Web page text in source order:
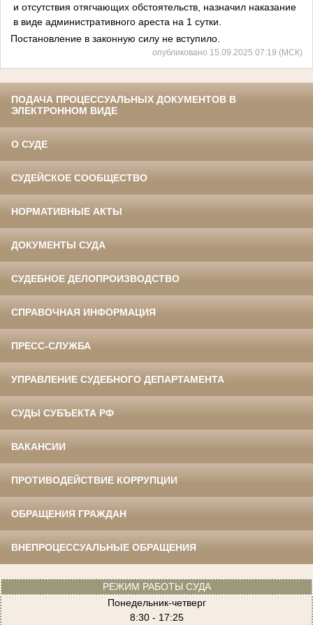
и отсутствия отягчающих обстоятельств, назначил наказание
в виде административного ареста на 1 сутки.
Постановление в законную силу не вступило.
опубликовано 15.09.2025 07:19 (МСК)
ПОДАЧА ПРОЦЕССУАЛЬНЫХ ДОКУМЕНТОВ В
ЭЛЕКТРОННОМ ВИДЕ
О СУДЕ
СУДЕЙСКОЕ СООБЩЕСТВО
НОРМАТИВНЫЕ АКТЫ
ДОКУМЕНТЫ СУДА
СУДЕБНОЕ ДЕЛОПРОИЗВОДСТВО
СПРАВОЧНАЯ ИНФОРМАЦИЯ
ПРЕСС-СЛУЖБА
УПРАВЛЕНИЕ СУДЕБНОГО ДЕПАРТАМЕНТА
СУДЫ СУБЪЕКТА РФ
ВАКАНСИИ
ПРОТИВОДЕЙСТВИЕ КОРРУПЦИИ
ОБРАЩЕНИЯ ГРАЖДАН
ВНЕПРОЦЕССУАЛЬНЫЕ ОБРАЩЕНИЯ
РЕЖИМ РАБОТЫ СУДА
Понедельник-четверг
8:30 - 17:25